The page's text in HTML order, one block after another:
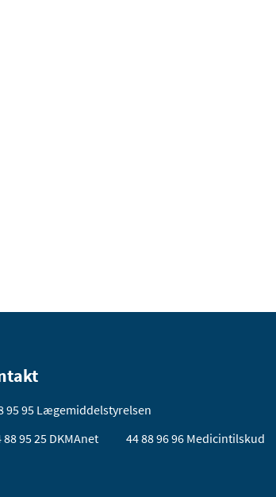
95 95Lægemiddelstyrelsen
88 95 25DKMAnet 44 88 96 96 Medicintilskud